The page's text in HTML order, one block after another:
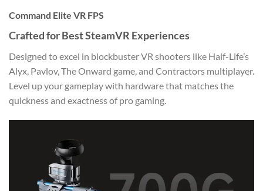
Command Elite VR FPS
Crafted for Best SteamVR Experiences
Designed to excel in blockbuster VR shooters like Half-Life’s
Alyx, Pavlov, The Onward game, and Contractors multiplayer.
Level up your gameplay with hardware that matches the
quickness and exactness of pro gaming.